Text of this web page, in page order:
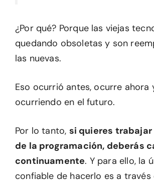
¿Por qué? Porque las viejas
quedando obsoletas y son
las nuevas.
Eso ocurrió antes, ocurre ahora
ocurriendo en el futuro.
Por lo tanto, si quieres trabajar
de la programación, deberás
continuamente. Y para ello, la
confiable de hacerlo es a